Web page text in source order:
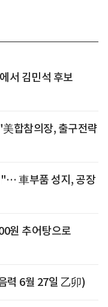
서 김민석 후보
합참의장, 출구전략
"… 車부품 성지, 공장
원 추어탕으로
력 6월 27일 乙卯)